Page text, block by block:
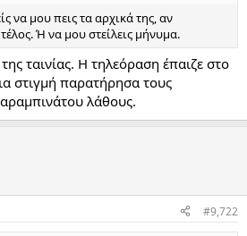
να μου πεις τα αρχικά της, αν
Ή να μου στείλεις μήνυμα.
ταινίας. Η τηλεόραση έπαιζε στο
στιγμή παρατήρησα τους
λάθους.
#9,722